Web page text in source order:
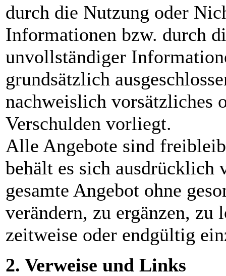
durch die Nutzung oder
Informationen bzw. durch
unvollständiger
grundsätzlich
nachweislich vorsätzliches
Verschulden vorliegt.
Alle Angebote sind
behält es sich ausdrücklich
gesamte Angebot ohne
verändern, zu ergänzen,
zeitweise oder endgültig
2. Verweise und Links